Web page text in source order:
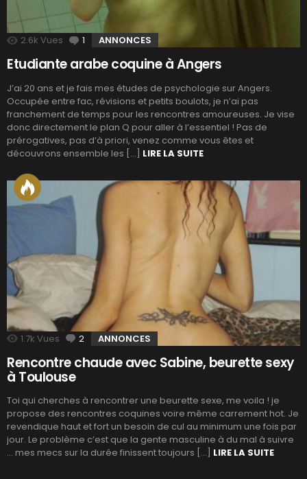
2.6k Vues 1 Commentaire
ANNONCES
Etudiante arabe coquine à Angers
J’ai 20 ans et je fais mes études de psychologie sur Angers.
Occupée entre fac, révisions et petits boulots, je n’ai pas
franchement de temps pour les rencontres amoureuses. Je vise
donc directement le plan Q pour aller à l’essentiel ! Pas de
prérogatives, pas d’à priori, venez comme vous êtes et
découvrons ensemble les […] LIRE LA SUITE
1.7k Vues 2 Commentaires
ANNONCES
Rencontre chaude avec Sabine, beurette sexy
à Toulouse
Toi qui cherches à rencontrer une beurette sexe, me voila ! je
propose des rencontres coquines voire même carrement hot. Je
revendique haut et fort un besoin de cul au minimum une fois par
jour. Le problème c’est que la gente masculine à du mal à suivre
… mes mecs sur la durée finissent toujours […] LIRE LA SUITE